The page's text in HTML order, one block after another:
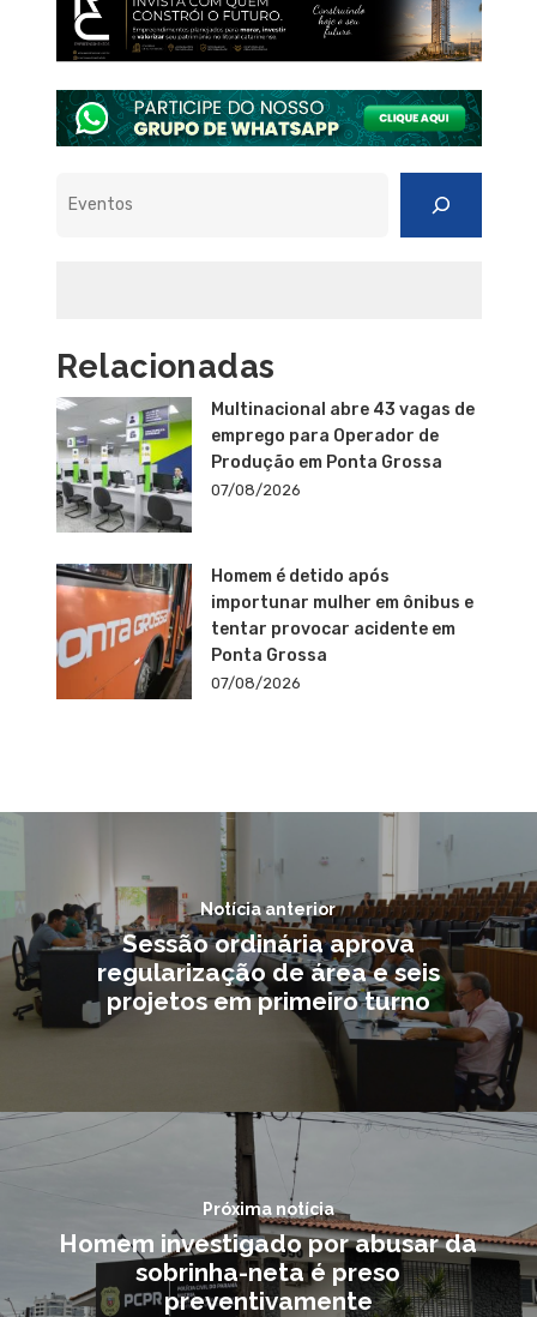
Relacionadas
Multinacional abre 43 vagas de
emprego para Operador de
Produção em Ponta Grossa
07/08/2026
Homem é detido após
importunar mulher em ônibus e
tentar provocar acidente em
Ponta Grossa
07/08/2026
Notícia anterior
Sessão ordinária aprova
regularização de área e seis
projetos em primeiro turno
Próxima notícia
Homem investigado por abusar da
sobrinha-neta é preso
preventivamente